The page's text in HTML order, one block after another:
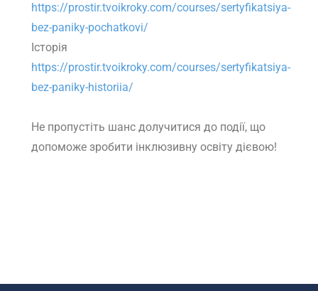
https://prostir.tvoikroky.com/courses/sertyfikatsiya-
bez-paniky-pochatkovi/
Історія
https://prostir.tvoikroky.com/courses/sertyfikatsiya-
bez-paniky-historiia/
Не пропустіть шанс долучитися до події, що
допоможе зробити інклюзивну освіту дієвою!